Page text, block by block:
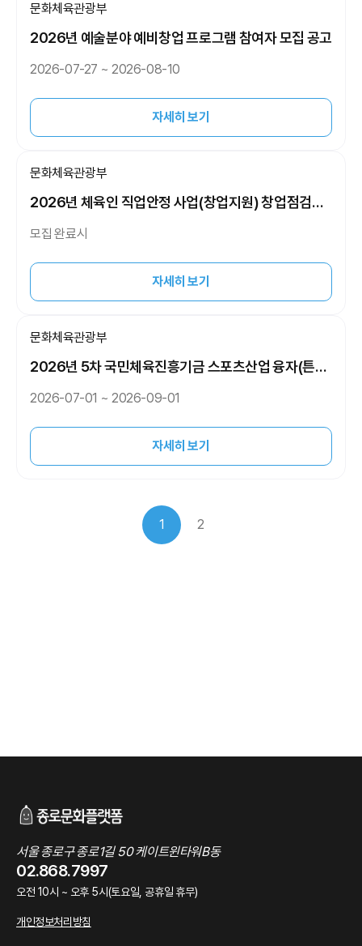
문화체육관광부
2026년 예술분야 예비창업 프로그램 참여자 모집 공고
2026-07-27 ~ 2026-08-10
자세히 보기
문화체육관광부
2026년 체육인 직업안정 사업(창업지원) 창업점검과
모집 완료시
자세히 보기
문화체육관광부
2026년 5차 국민체육진흥기금 스포츠산업 융자(튼튼
2026-07-01 ~ 2026-09-01
자세히 보기
1 2
서울 종로구 종로1길 50 케이트윈타워B동
02.868.7997
오전 10시 ~ 오후 5시(토요일, 공휴일 휴무)
개인정보처리방침